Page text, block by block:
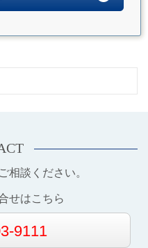
相談ください。
せはこちら
9111